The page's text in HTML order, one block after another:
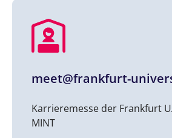
meet@frankfurt-
Karrieremesse der Frankfurt
MINT